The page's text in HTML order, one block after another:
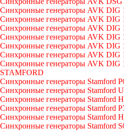
Синхронные генераторы AVK DIG
Синхронные генераторы AVK DIG
Синхронные генераторы AVK DIG
Синхронные генераторы AVK DIG
Синхронные генераторы AVK DIG
Синхронные генераторы AVK DIG
Синхронные генераторы AVK DIG
STAMFORD
Синхронные генераторы Stamford
Синхронные генераторы Stamford
Синхронные генераторы Stamford
Синхронные генераторы Stamford
Синхронные генераторы Stamford
Синхронные генераторы Stamford